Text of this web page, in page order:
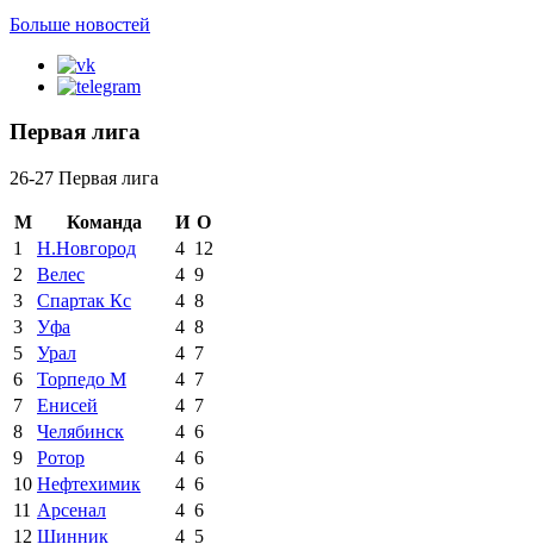
Больше новостей
Первая лига
26-27 Первая лига
М Команда И О
1
Н.Новгород 4 12
2
Велес 4 9
3
Спартак Кс 4 8
3
Уфа 4 8
5
Урал 4 7
6
Торпедо М 4 7
7
Енисей 4 7
8
Челябинск 4 6
9
Ротор 4 6
10 Нефтехимик 4 6
11 Арсенал 4 6
12 Шинник 4 5